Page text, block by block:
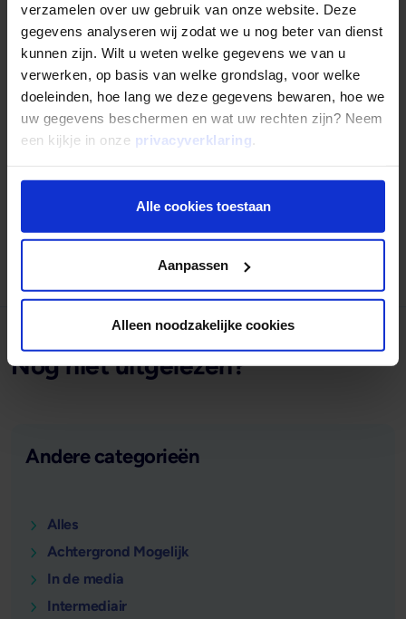
verzamelen over uw gebruik van onze website. Deze
gegevens analyseren wij zodat we u nog beter van dienst
kunnen zijn. Wilt u weten welke gegevens we van u
verwerken, op basis van welke grondslag, voor welke
doeleinden, hoe lang we deze gegevens bewaren, hoe we
uw gegevens beschermen en wat uw rechten zijn? Neem
een kijkje in onze privacyverklaring.
Alle cookies toestaan
Aanpassen
Alleen noodzakelijke cookies
Gepubliceerd op8 oktober 2018
Deel dit artikel:
Deel op LinkedIn
Deel via Whatsapp
Deel via email
Nog niet uitgelezen?
Andere categorieën
Alles
Achtergrond Mogelijk
In de media
Intermediair